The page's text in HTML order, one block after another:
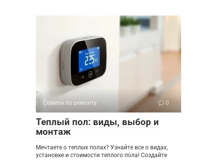
Советы по ремонту 0
Теплый пол: виды, выбор и
монтаж
Мечтаете о теплых полах? Узнайте все о видах,
установке и стоимости теплого пола! Создайте